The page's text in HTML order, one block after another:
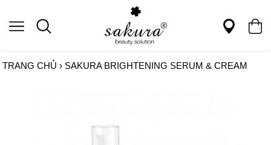
TRANG CHỦ › SAKURA BRIGHTENING SERUM & CREAM